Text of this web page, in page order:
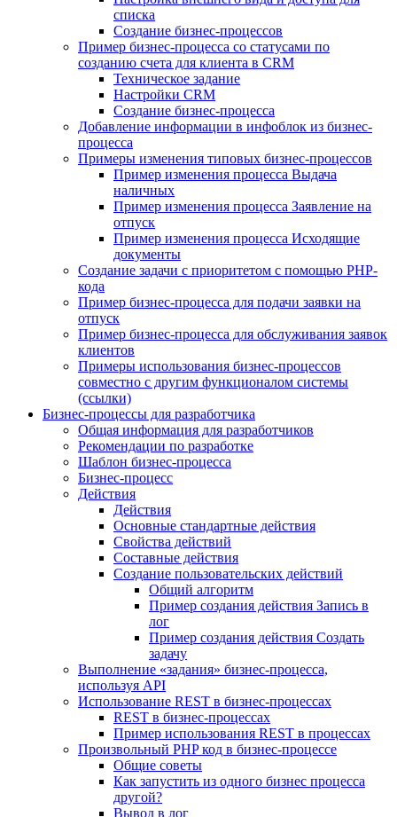
списка
Создание бизнес-процессов
Пример бизнес-процесса со статусами по
созданию счета для клиента в CRM
Техническое задание
Настройки CRM
Создание бизнес-процесса
Добавление информации в инфоблок из бизнес-
процесса
Примеры изменения типовых бизнес-процессов
Пример изменения процесса Выдача
наличных
Пример изменения процесса Заявление на
отпуск
Пример изменения процесса Исходящие
документы
Создание задачи с приоритетом с помощью PHP-
кода
Пример бизнес-процесса для подачи заявки на
отпуск
Пример бизнес-процесса для обслуживания заявок
клиентов
Примеры использования бизнес-процессов
совместно с другим функционалом системы
(ссылки)
Бизнес-процессы для разработчика
Общая информация для разработчиков
Рекомендации по разработке
Шаблон бизнес-процесса
Бизнес-процесс
Действия
Действия
Основные стандартные действия
Свойства действий
Составные действия
Создание пользовательских действий
Общий алгоритм
Пример создания действия Запись в
лог
Пример создания действия Создать
задачу
Выполнение «задания» бизнес-процесса,
используя API
Использование REST в бизнес-процессах
REST в бизнес-процессах
Пример использования REST в процессах
Произвольный PHP код в бизнес-процессе
Общие советы
Как запустить из одного бизнес процесса
другой?
Вывод в лог